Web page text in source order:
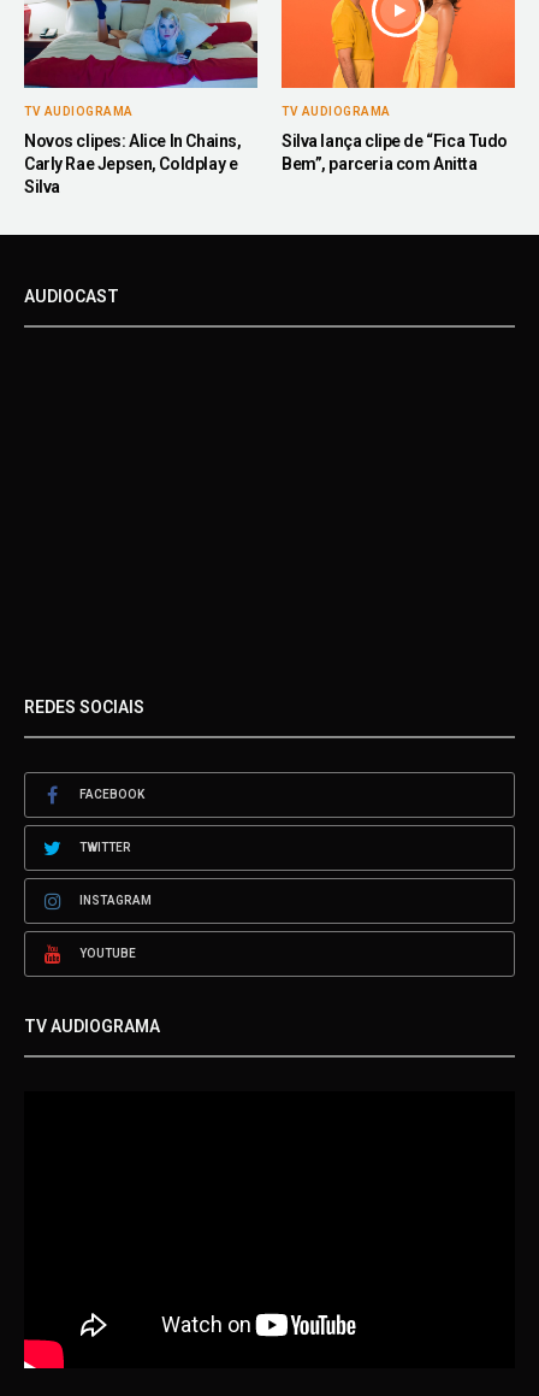
TV AUDIOGRAMA
Novos clipes: Alice In Chains,
Carly Rae Jepsen, Coldplay e
Silva
TV AUDIOGRAMA
Silva lança clipe de “Fica Tudo
Bem”, parceria com Anitta
AUDIOCAST
REDES SOCIAIS
FACEBOOK
TWITTER
INSTAGRAM
YOUTUBE
TV AUDIOGRAMA